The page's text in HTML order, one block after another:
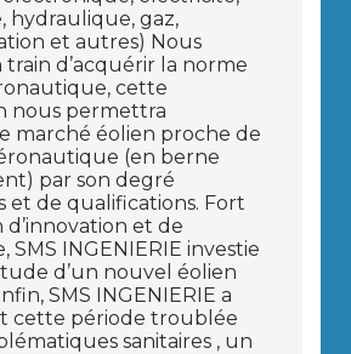
hydraulique, gaz,
et autres) Nous
train d’acquérir la norme
cette
nous permettra
marché éolien proche de
(en berne
par son degré
et de qualifications. Fort
d’innovation et de
SMS INGENIERIE investie
d’un nouvel éolien
SMS INGENIERIE a
cette période troublée
sanitaires , un